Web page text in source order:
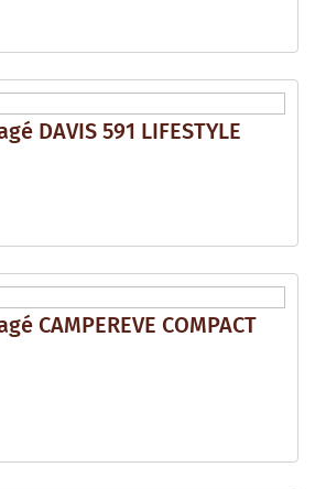
DAVIS 591 LIFESTYLE
CAMPEREVE COMPACT